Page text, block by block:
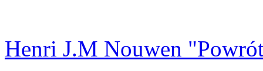
Henri J.M Nouwen